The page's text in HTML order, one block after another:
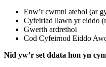
Enw’r cwmni atebol (ar
Cyfeiriad llawn yr eiddo
Gwerth ardrethol
Cod Cyfeirnod Eiddo
Nid yw’r set ddata hon yn